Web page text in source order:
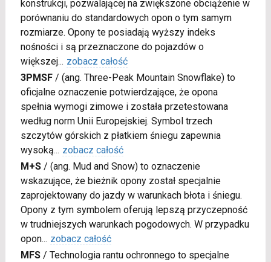
konstrukcji, pozwalającej na zwiększone obciążenie w
porównaniu do standardowych opon o tym samym
rozmiarze. Opony te posiadają wyższy indeks
nośności i są przeznaczone do pojazdów o
większej... zobacz całość
3PMSF/ (ang. Three-Peak Mountain Snowflake) to
oficjalne oznaczenie potwierdzające, że opona
spełnia wymogi zimowe i została przetestowana
według norm Unii Europejskiej. Symbol trzech
szczytów górskich z płatkiem śniegu zapewnia
wysoką... zobacz całość
M+S/ (ang. Mud and Snow) to oznaczenie
wskazujące, że bieżnik opony został specjalnie
zaprojektowany do jazdy w warunkach błota i śniegu.
Opony z tym symbolem oferują lepszą przyczepność
w trudniejszych warunkach pogodowych. W przypadku
opon... zobacz całość
MFS/ Technologia rantu ochronnego to specjalne